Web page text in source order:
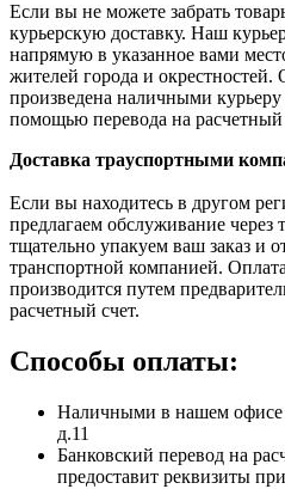
Если вы не можете забрать
курьерскую доставку. Наш
напрямую в указанное вами
жителей города и
произведена наличными
помощью перевода на
Доставка траyспортными
Если вы находитесь в другом
предлагаем обслуживание
тщательно упакуем ваш заказ и
транспортной компанией.
производится путем
расчетный счет.
Способы оплаты:
Наличными в нашем офисе
д.11
Банковский перевод на
предоставит реквизиты при